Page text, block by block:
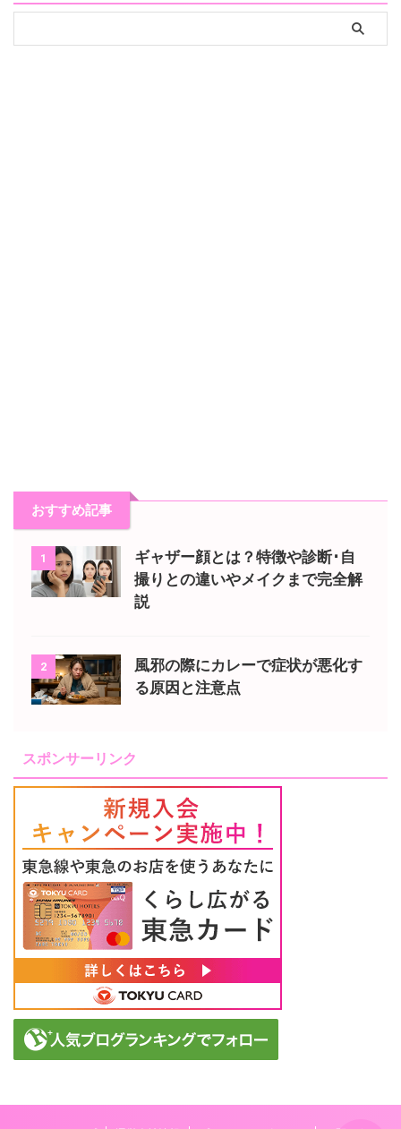
おすすめ記事
1
ギャザー顔とは？特徴や診断･自
撮りとの違いやメイクまで完全解
説
2
風邪の際にカレーで症状が悪化す
る原因と注意点
スポンサーリンク